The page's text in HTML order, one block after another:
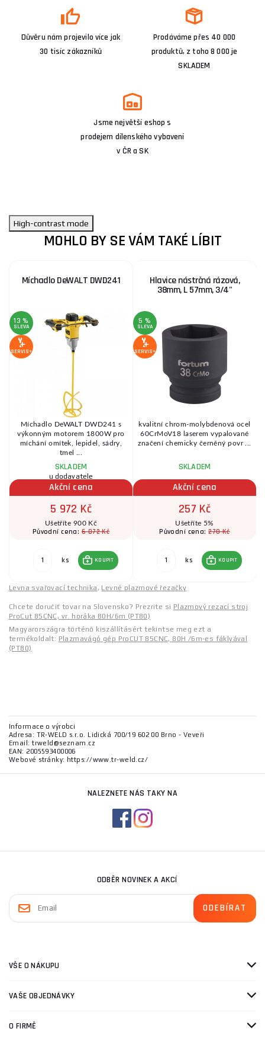
Důvěru nám projevilo více jak
30 tisíc zákazníků
Prodáváme přes 40 000
produktů, z toho 8 000 je
SKLADEM
Jsme největší eshop s
prodejem dílenského vybavení
v ČR a SK
High-contrast mode
MOHLO BY SE VÁM TAKÉ LÍBIT
Míchadlo DeWALT DWD241
13 %
SLEVA
SERVIS+
Míchadlo DeWALT DWD241 s
výkonným motorem 1800W pro
míchání omítek, lepidel, sádry,
tmel ...
SKLADEM
u dodavatele
Akční cena
5 972 Kč
Ušetříte 900 Kč
Původní cena:6 872 Kč
ks KOUPIT
Hlavice nástrčná rázová,
38mm, L 57mm, 3/4"
5 %
SLEVA
SERVIS+
kvalitní chrom-molybdenová ocel
60CrMoV18 laserem vypalované
značení chemicky černěný povr ...
SKLADEM
Akční cena
257 Kč
Ušetříte 5%
Původní cena:270 Kč
ks KOUPIT
Levna svařovací technika, Levné plazmové řezačky
Chcete doručiť tovar na Slovensko? Prezrite si Plazmový rezací stroj
ProCut 85CNC, vr. horáka 80H/6m (PT80)
Magyarországra történő kiszállításért tekintse meg ezt a
termékoldalt: Plazmavágó gép ProCUT 85CNC, 80H /6m-es fáklyával
(PT80)
Informace o výrobci
Adresa: TR-WELD s.r.o. Lidická 700/19 602 00 Brno - Veveři
Email: trweld@seznam.cz
EAN: 2005593400006
Webové stránky: https://www.tr-weld.cz/
NALEZNETE NÁS TAKY NA
ODBĚR NOVINEK A AKCÍ
VŠE O NÁKUPU
VAŠE OBJEDNÁVKY
O FIRMĚ